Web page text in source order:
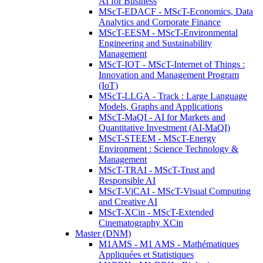
MScT-EDACF - MScT-Economics, Data
Analytics and Corporate Finance
MScT-EESM - MScT-Environmental
Engineering and Sustainability
Management
MScT-IOT - MScT-Internet of Things :
Innovation and Management Program
(IoT)
MScT-LLGA - Track : Large Language
Models, Graphs and Applications
MScT-MaQI - AI for Markets and
Quantitative Investment (AI-MaQI)
MScT-STEEM - MScT-Energy
Environment : Science Technology &
Management
MScT-TRAI - MScT-Trust and
Responsible AI
MScT-ViCAI - MScT-Visual Computing
and Creative AI
MScT-XCin - MScT-Extended
Cinematography XCin
Master (DNM)
M1AMS - M1 AMS - Mathématiques
Appliquées et Statistiques